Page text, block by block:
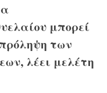
μπορεί
των
λέει μελέτη